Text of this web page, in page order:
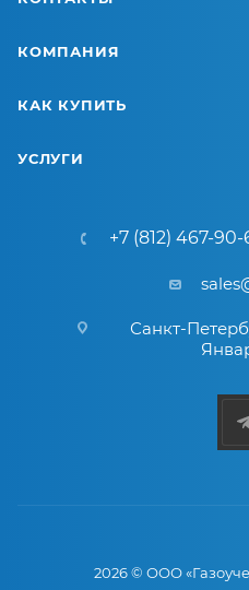
КОМПАНИЯ
КАК КУПИТЬ
УСЛУГИ
+7 (812) 467-90-
Санкт-
2026 © ООО